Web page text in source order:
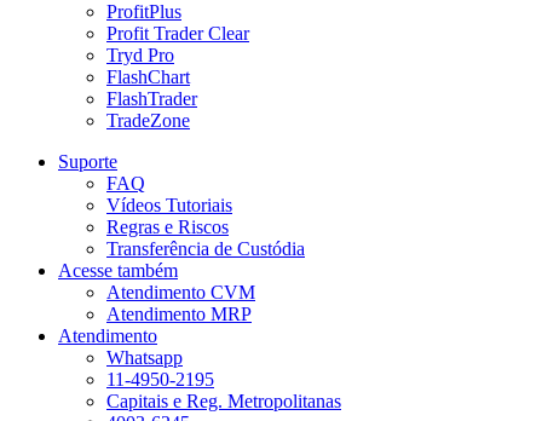
ProfitPlus
Profit Trader Clear
Tryd Pro
FlashChart
FlashTrader
TradeZone
Suporte
FAQ
Vídeos Tutoriais
Regras e Riscos
Transferência de Custódia
Acesse também
Atendimento CVM
Atendimento MRP
Atendimento
Whatsapp
11-4950-2195
Capitais e Reg. Metropolitanas